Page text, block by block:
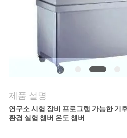
뉴
스
제품 설명
연구소 시험 장비 프로그램 가능한 기
환경 실험 챔버 온도 챔버